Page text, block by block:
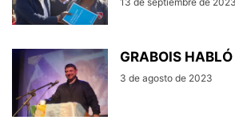
GRABOIS
3 de agosto de 2023